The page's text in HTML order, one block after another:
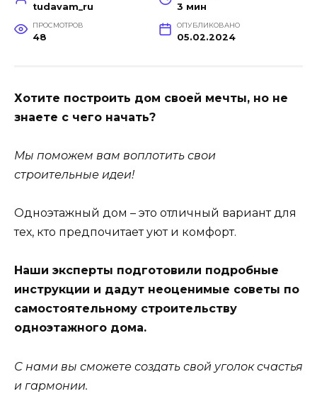
tudavam_ru 3 мин
ПРОСМОТРОВ
48
ОПУБЛИКОВАНО
05.02.2024
Хотите построить дом своей мечты, но не
знаете с чего начать?
Мы поможем вам воплотить свои
строительные идеи!
Одноэтажный дом – это отличный вариант для
тех, кто предпочитает уют и комфорт.
Наши эксперты подготовили подробные
инструкции и дадут неоценимые советы по
самостоятельному строительству
одноэтажного дома.
С нами вы сможете создать свой уголок счастья
и гармонии.